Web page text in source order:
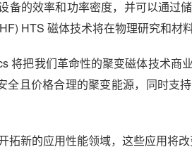
的效率和功率密度，并可以通过
HTS 磁体技术将在物理研究和材
将把我们革命性的聚变磁体技术商
且价格合理的聚变能源，同时支
新的应用性能领域，这些应用将